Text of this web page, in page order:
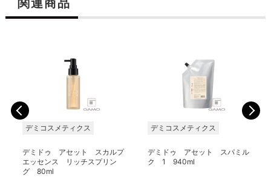
関連商品
デミコスメティクス
デミドゥ アセット スカルプ
エッセンス リッチスプリン
グ 80ml
デミコスメティクス
デミドゥ アセット スパミル
ク 1 940ml